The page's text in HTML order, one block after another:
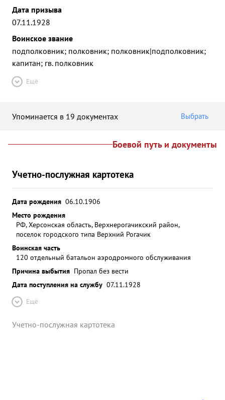
Дата призыва
07.11.1928
Воинское звание
подполковник; полковник; полковник|подполковник;
капитан; гв. полковник
Ещё
Упоминается в 19 документах Выбрать
Боевой путь и документы
Учетно-послужная картотека
Дата рождения 06.10.1906
Место рождения
РФ, Херсонская область, Верхнерогачикский район,
поселок городского типа Верхний Рогачик
Воинская часть
120 отдельный батальон аэродромного обслуживания
Причина выбытия Пропал без вести
Дата поступления на службу 07.11.1928
Ещё
Учетно-послужная картотека